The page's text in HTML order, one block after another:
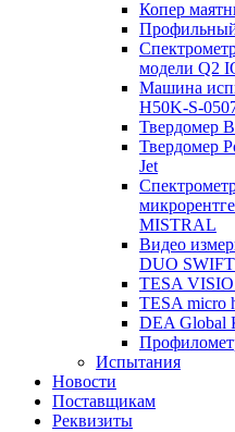
Копер
модели Q2
Машина
H50K-S-
Твердомер
Твердомер
Jet
MISTRAL
Видео
DUO
TESA
TESA micro
DEA
Испытания
Новости
Поставщикам
Реквизиты